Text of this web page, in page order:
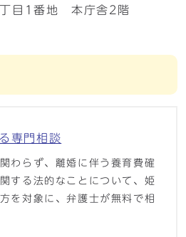
丁目1番地 本庁舎2階
専門相談
わらず、離婚に伴う養育費確
する法的なことについて、姫
を対象に、弁護士が無料で相